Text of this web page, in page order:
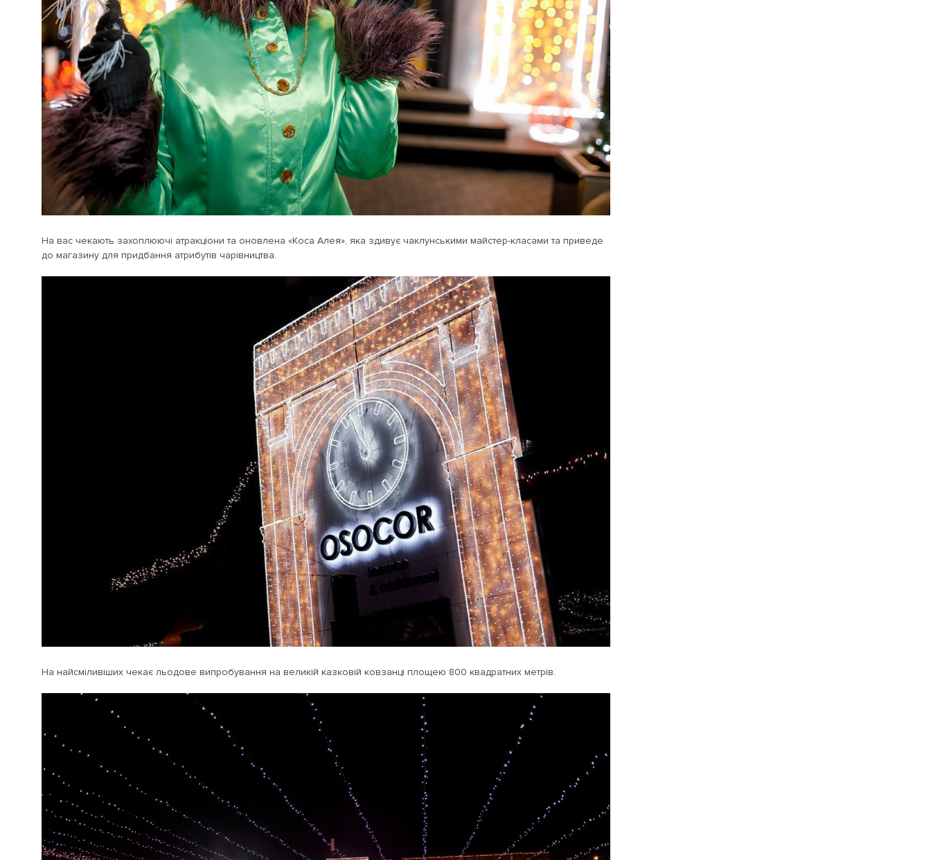
На вас чекають захоплюючі атракціони та оновлена ​​«Коса Алея», яка здивує чаклунськими майстер-класами та приведе
до магазину для придбання атрибутів чарівництва.
На найсміливіших чекає льодове випробування на великій казковій ковзанці площею 800 квадратних метрів.